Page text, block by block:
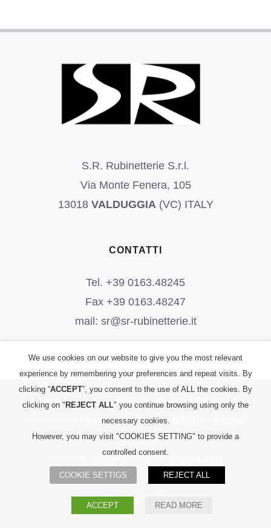
S.R. Rubinetterie S.r.l.
Via Monte Fenera, 105
13018 VALDUGGIA (VC) ITALY
CONTATTI
Tel. +39 0163.48245
Fax +39 0163.48247
mail: sr@sr-rubinetterie.it
© 2026 S.R. Rubinetterie S.r.l. | All Rights Reserved | P.IVA:
Informativa PRIVACY|L. 124/2017 – Riepilogo
Sovvenzioni
Facebook
We use cookies on our website to give you the most relevant
experience by remembering your preferences and repeat visits. By
clicking “ACCEPT”, you consent to the use of ALL the cookies. By
clicking on " REJECT ALL" you continue browsing using only the
necessary cookies.
However, you may visit "COOKIES SETTING" to provide a
controlled consent.
COOKIE SETTIGS REJECT ALL
ACCEPT READ MORE